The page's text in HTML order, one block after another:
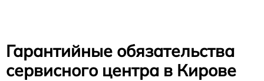
Гарантийные обязательства
сервисного центра в Кирове